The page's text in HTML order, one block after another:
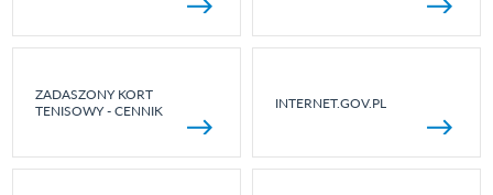
ZADASZONY KORT
TENISOWY - CENNIK
INTERNET.GOV.PL